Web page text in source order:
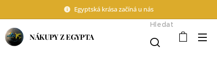
Egyptská krása začíná u nás
NÁKUPY Z EGYPTA
Hledat